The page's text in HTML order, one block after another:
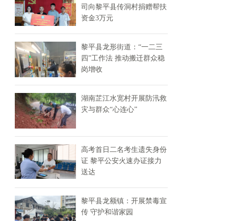
司向黎平县传洞村捐赠帮扶
资金3万元
黎平县龙形街道：“一二三
四”工作法 推动搬迁群众稳
岗增收
湖南芷江水宽村开展防汛救
灾与群众“心连心”
高考首日二名考生遗失身份
证 黎平公安火速办证接力
送达
黎平县龙额镇：开展禁毒宣
传 守护和谐家园